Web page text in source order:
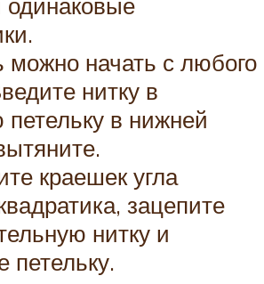
начать с любого
нитку в
в нижней
краешек угла
зацепите
нитку и
петельку.